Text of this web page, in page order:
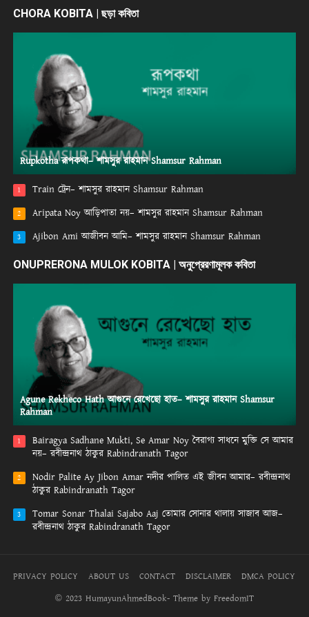
CHORA KOBITA | ছড়া কবিতা
Rupkotha রূপকথা– শামসুর রাহমান Shamsur Rahman
1 Train ট্রেন– শামসুর রাহমান Shamsur Rahman
2 Aripata Noy আড়িপাতা নয়– শামসুর রাহমান Shamsur Rahman
3 Ajibon Ami আজীবন আমি– শামসুর রাহমান Shamsur Rahman
ONUPRERONA MULOK KOBITA | অনুপ্রেরণামূলক কবিতা
Agune Rekheco Hath আগুনে রেখেছো হাত– শামসুর রাহমান Shamsur
Rahman
1
Bairagya Sadhane Mukti, Se Amar Noy বৈরাগ্য সাধনে মুক্তি সে আমার
নয়– রবীন্দ্রনাথ ঠাকুর Rabindranath Tagor
2
Nodir Palite Ay Jibon Amar নদীর পালিত এই জীবন আমার– রবীন্দ্রনাথ
ঠাকুর Rabindranath Tagor
3
Tomar Sonar Thalai Sajabo Aaj তোমার সোনার থালায় সাজাব আজ–
রবীন্দ্রনাথ ঠাকুর Rabindranath Tagor
PRIVACY POLICY ABOUT US CONTACT DISCLAIMER
DMCA POLICY
© 2023 HumayunAhmedBook- Theme by FreedomIT